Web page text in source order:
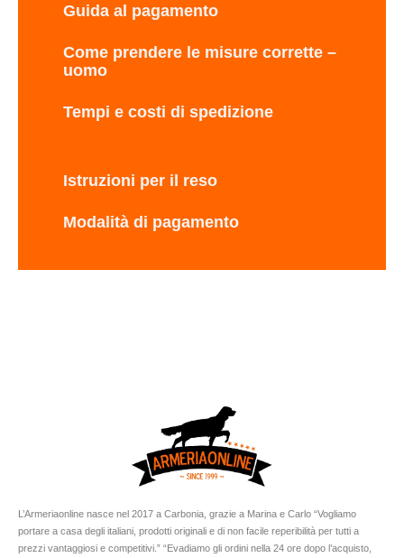
Guida al pagamento
Come prendere le misure corrette –
uomo
Tempi e costi di spedizione
Istruzioni per il reso
Modalità di pagamento
L’Armeriaonline nasce nel 2017 a Carbonia, grazie a Marina e Carlo “Vogliamo
portare a casa degli italiani, prodotti originali e di non facile reperibilità per tutti a
prezzi vantaggiosi e competitivi.” “Evadiamo gli ordini nella 24 ore dopo l’acquisto,